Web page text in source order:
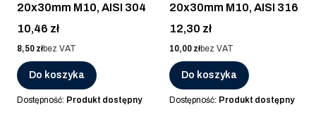
20x30mm M10, AISI 304
Cena
10,46 zł
Cena
8,50 złbez VAT
Do koszyka
Dostępność: Produkt dostępny
20x30mm M10, AISI 316
Cena
12,30 zł
Cena
10,00 złbez VAT
Do koszyka
Dostępność: Produkt dostępny